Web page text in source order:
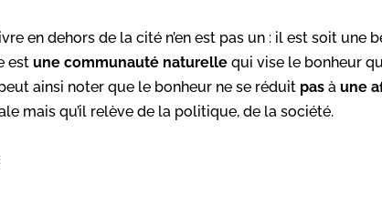
en dehors de la cité n’en est pas un : il est soit une
est une communauté naturelle qui vise le bonheur
ainsi noter que le bonheur ne se réduit pas à une
mais qu’il relève de la politique, de la société.